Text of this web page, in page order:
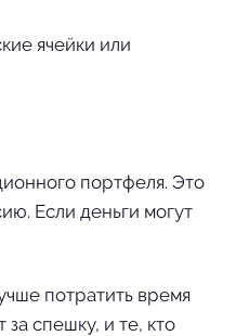
ячейки или
портфеля. Это
Если деньги могут
потратить время
спешку, и те, кто